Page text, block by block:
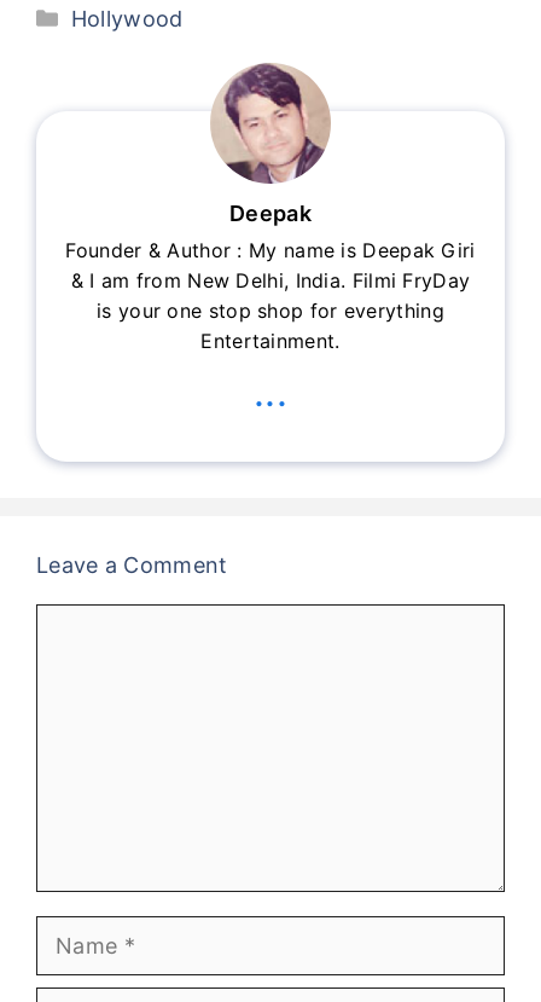
Categories
Hollywood
Deepak
Founder & Author : My name is Deepak Giri
& I am from New Delhi, India. Filmi FryDay
is your one stop shop for everything
Entertainment.
...
Leave a Comment
Name